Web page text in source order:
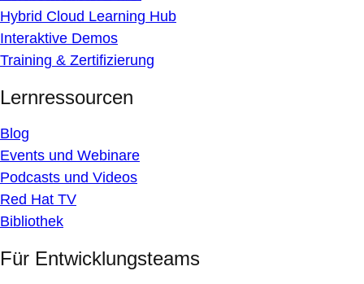
Hybrid Cloud Learning Hub
Interaktive Demos
Training & Zertifizierung
Lernressourcen
Blog
Events und Webinare
Podcasts und Videos
Red Hat TV
Bibliothek
Für Entwicklungsteams